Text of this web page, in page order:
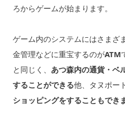
ろからゲームが始まります。
ゲーム内のシステムにはさまざ
金管理などに重宝するのがATM
と同じく、 あつ森内の通貨・ベ
することができる他、タヌポー
ショッピングをすることもでき